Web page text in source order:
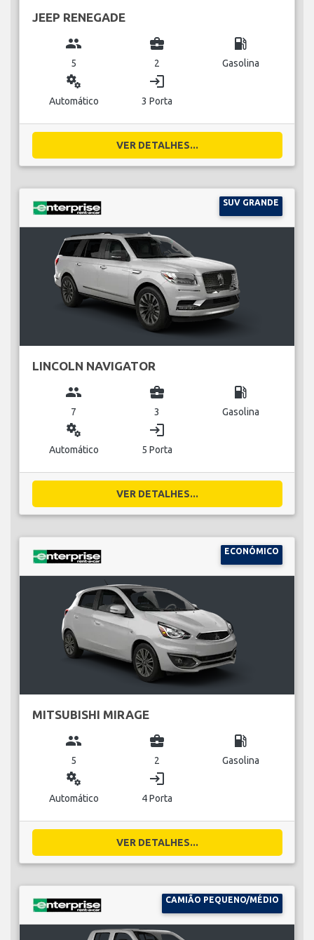
JEEP RENEGADE
group
5
business_center
2
local_gas_station
Gasolina
miscellaneous_services
Automático
login
3 Porta
VER DETALHES...
SUV GRANDE
LINCOLN NAVIGATOR
group
7
business_center
3
local_gas_station
Gasolina
miscellaneous_services
Automático
login
5 Porta
VER DETALHES...
ECONÓMICO
MITSUBISHI MIRAGE
group
5
business_center
2
local_gas_station
Gasolina
miscellaneous_services
Automático
login
4 Porta
VER DETALHES...
CAMIÃO PEQUENO/MÉDIO